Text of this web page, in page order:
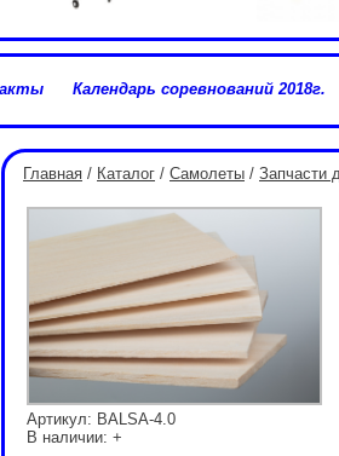
Календарь соревнований 2018г.
Главная / Каталог / Самолеты / Запчасти
Артикул: BALSA-4.0
В наличии: +